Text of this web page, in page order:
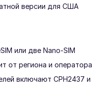
версии для США
или две Nano-SIM
от региона и оператора
включают CPH2437 и